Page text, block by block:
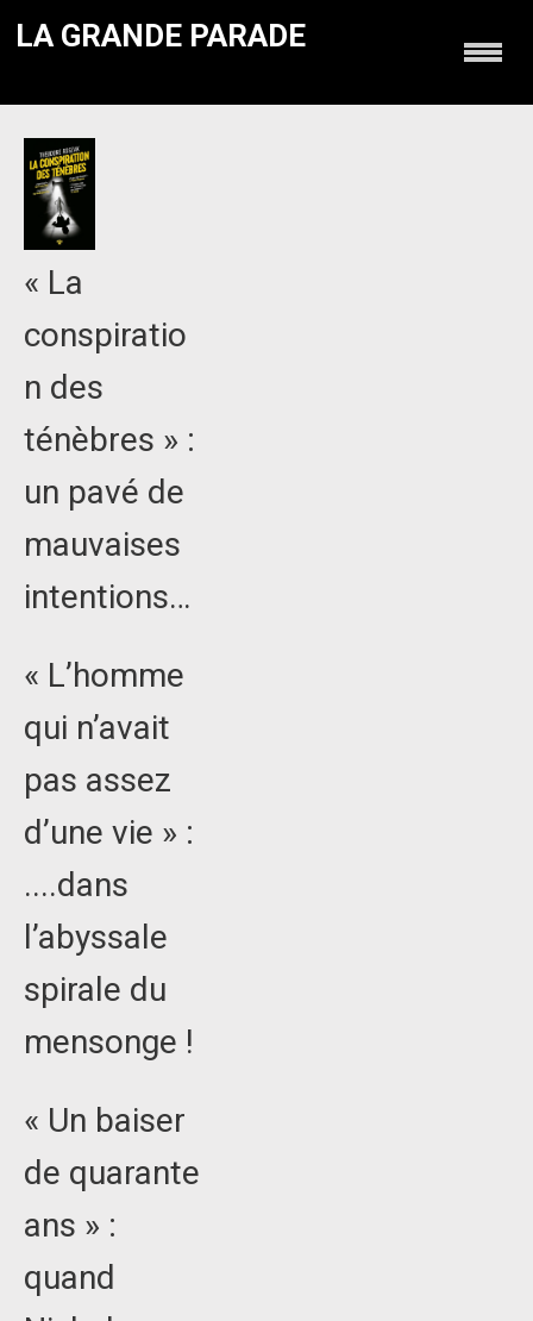
LA GRANDE PARADE
« La
conspiratio
n des
ténèbres » :
un pavé de
mauvaises
intentions…
« L’homme
qui n’avait
pas assez
d’une vie » :
....dans
l’abyssale
spirale du
mensonge !
« Un baiser
de quarante
ans » :
quand